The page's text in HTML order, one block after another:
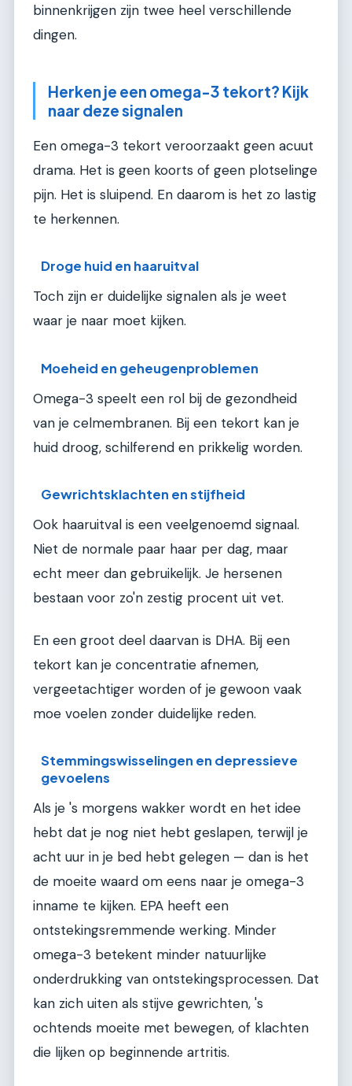
binnenkrijgen zijn twee heel verschillende
dingen.
Herken je een omega-3 tekort? Kijk
naar deze signalen
Een omega-3 tekort veroorzaakt geen acuut
drama. Het is geen koorts of geen plotselinge
pijn. Het is sluipend. En daarom is het zo lastig
te herkennen.
Droge huid en haaruitval
Toch zijn er duidelijke signalen als je weet
waar je naar moet kijken.
Moeheid en geheugenproblemen
Omega-3 speelt een rol bij de gezondheid
van je celmembranen. Bij een tekort kan je
huid droog, schilferend en prikkelig worden.
Gewrichtsklachten en stijfheid
Ook haaruitval is een veelgenoemd signaal.
Niet de normale paar haar per dag, maar
echt meer dan gebruikelijk. Je hersenen
bestaan voor zo'n zestig procent uit vet.
En een groot deel daarvan is DHA. Bij een
tekort kan je concentratie afnemen,
vergeetachtiger worden of je gewoon vaak
moe voelen zonder duidelijke reden.
Stemmingswisselingen en depressieve
gevoelens
Als je 's morgens wakker wordt en het idee
hebt dat je nog niet hebt geslapen, terwijl je
acht uur in je bed hebt gelegen — dan is het
de moeite waard om eens naar je omega-3
inname te kijken. EPA heeft een
ontstekingsremmende werking. Minder
omega-3 betekent minder natuurlijke
onderdrukking van ontstekingsprocessen. Dat
kan zich uiten als stijve gewrichten, 's
ochtends moeite met bewegen, of klachten
die lijken op beginnende artritis.